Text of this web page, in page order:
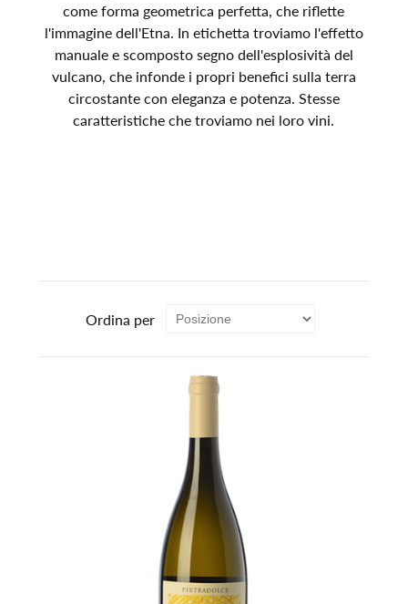
come forma geometrica perfetta, che riflette
l'immagine dell'Etna. In etichetta troviamo l'effetto
manuale e scomposto segno dell'esplosività del
vulcano, che infonde i propri benefici sulla terra
circostante con eleganza e potenza. Stesse
caratteristiche che troviamo nei loro vini.
Ordina per